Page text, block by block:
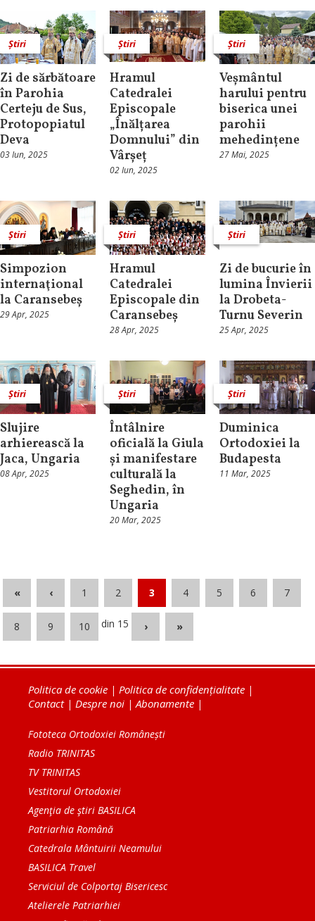
Știri
Zi de sărbătoare
în Parohia
Certeju de Sus,
Protopopiatul
Deva
03 Iun, 2025
Știri
Hramul
Catedralei
Episcopale
„Înălțarea
Domnului” din
Vârșeț
02 Iun, 2025
Știri
Veșmântul
harului pentru
biserica unei
parohii
mehedințene
27 Mai, 2025
Știri
Simpozion
internaţional
la Caransebeș
29 Apr, 2025
Știri
Hramul
Catedralei
Episcopale din
Caransebeș
28 Apr, 2025
Știri
Zi de bucurie în
lumina Învierii
la Drobeta-
Turnu Severin
25 Apr, 2025
Știri
Slujire
arhierească la
Jaca, Ungaria
08 Apr, 2025
Știri
Întâlnire
oficială la Giula
și manifestare
culturală la
Seghedin, în
Ungaria
20 Mar, 2025
Știri
Duminica
Ortodoxiei la
Budapesta
11 Mar, 2025
« ‹ 1 2 3 4 5 6 7
8 9 10 din 15 › »
Politica de cookie | Politica de confidențialitate |
Contact| Despre noi |Abonamente |
Fototeca Ortodoxiei Românești
Radio TRINITAS
TV TRINITAS
Vestitorul Ortodoxiei
Agenţia de ştiri BASILICA
Patriarhia Română
Catedrala Mântuirii Neamului
BASILICA Travel
Serviciul de Colportaj Bisericesc
Atelierele Patriarhiei